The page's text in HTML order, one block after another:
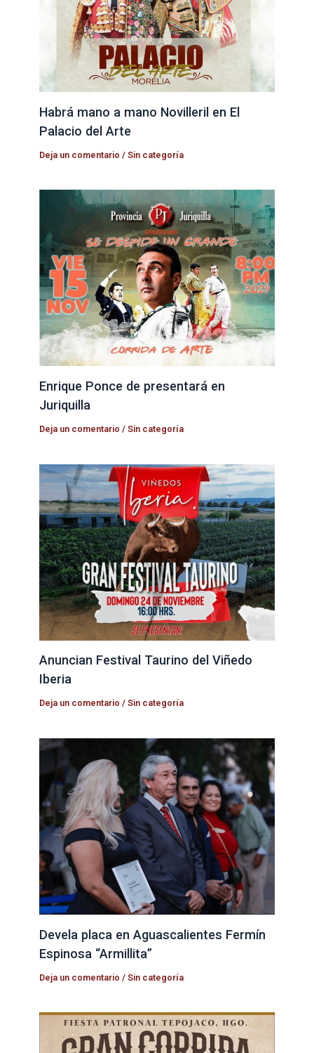
Habrá mano a mano Novilleril en El
Palacio del Arte
Deja un comentario /Sin categoría
Enrique Ponce de presentará en
Juriquilla
Deja un comentario /Sin categoría
Anuncian Festival Taurino del Viñedo
Iberia
Deja un comentario /Sin categoría
Devela placa en Aguascalientes Fermín
Espinosa “Armillita”
Deja un comentario /Sin categoría